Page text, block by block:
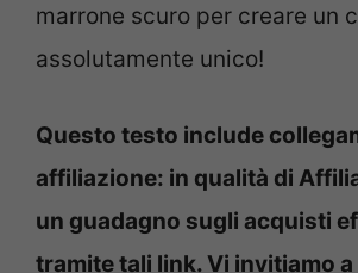
marrone scuro per creare un
assolutamente unico!
Questo testo include
affiliazione: in qualità di
un guadagno sugli acquisti
tramite tali link. Vi invitiamo